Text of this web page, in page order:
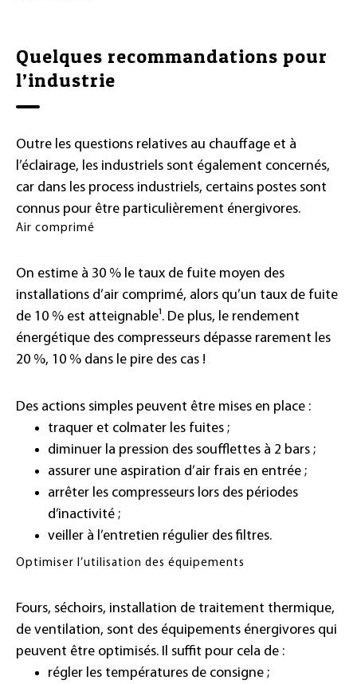
Quelques recommandations pour
l’industrie
Outre les questions relatives au chauffage et à
l’éclairage, les industriels sont également concernés,
car dans les process industriels, certains postes sont
connus pour être particulièrement énergivores.
Air comprimé
On estime à 30 % le taux de fuite moyen des
installations d’air comprimé, alors qu’un taux de fuite
de 10 % est atteignable¹. De plus, le rendement
énergétique des compresseurs dépasse rarement les
20 %, 10 % dans le pire des cas !
Des actions simples peuvent être mises en place :
traquer et colmater les fuites ;
diminuer la pression des soufflettes à 2 bars ;
assurer une aspiration d’air frais en entrée ;
arrêter les compresseurs lors des périodes
d’inactivité ;
veiller à l’entretien régulier des filtres.
Optimiser l’utilisation des équipements
Fours, séchoirs, installation de traitement thermique,
de ventilation, sont des équipements énergivores qui
peuvent être optimisés. Il suffit pour cela de :
régler les températures de consigne ;